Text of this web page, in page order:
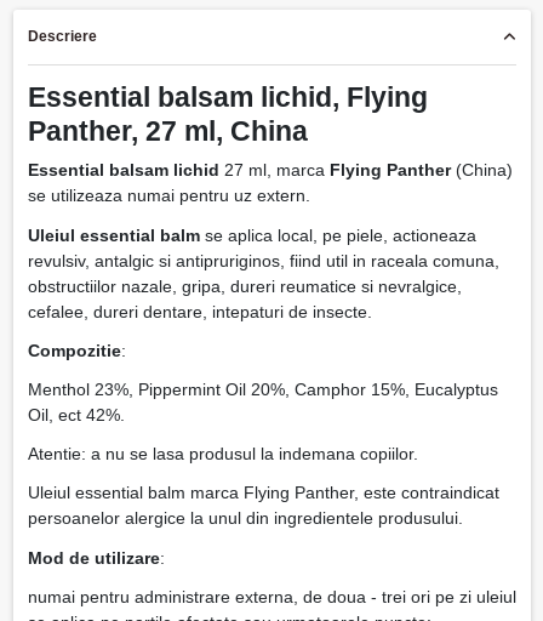
Descriere
Essential balsam lichid, Flying
Panther, 27 ml, China
Essential balsam lichid 27 ml, marca Flying Panther(China)
se utilizeaza numai pentru uz extern.
Uleiul essential balmse aplica local, pe piele, actioneaza
revulsiv, antalgic si antipruriginos, fiind util in raceala comuna,
obstructiilor nazale, gripa, dureri reumatice si nevralgice,
cefalee, dureri dentare, intepaturi de insecte.
Compozitie:
Menthol 23%, Pippermint Oil 20%, Camphor 15%, Eucalyptus
Oil, ect 42%.
Atentie: a nu se lasa produsul la indemana copiilor.
Uleiul essential balm marca Flying Panther, este contraindicat
persoanelor alergice la unul din ingredientele produsului.
Mod de utilizare:
numai pentru administrare externa, de doua - trei ori pe zi uleiul